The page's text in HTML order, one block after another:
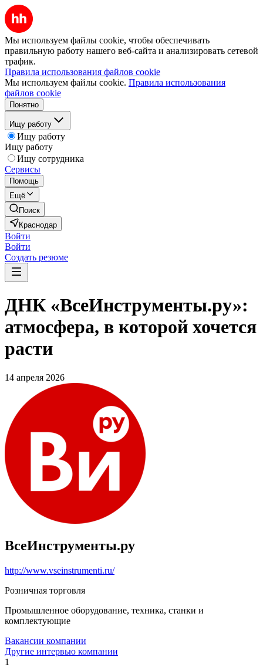
Мы используем файлы cookie, чтобы обеспечивать
правильную работу нашего веб-сайта и анализировать сетевой
трафик.
Правила использования файлов cookie
Мы используем файлы cookie. Правила использования
файлов cookie
Понятно
Ищу работу
Ищу работу
Ищу работу
Ищу сотрудника
Сервисы
Помощь
Ещё
Поиск
Краснодар
Войти
Войти
Создать резюме
ДНК «ВсеИнструменты.ру»:
атмосфера, в которой хочется
расти
14 апреля 2026
ВсеИнструменты.ру
http://www.vseinstrumenti.ru/
Розничная торговля
Промышленное оборудование, техника, станки и
комплектующие
Вакансии компании
Другие интервью компании
1